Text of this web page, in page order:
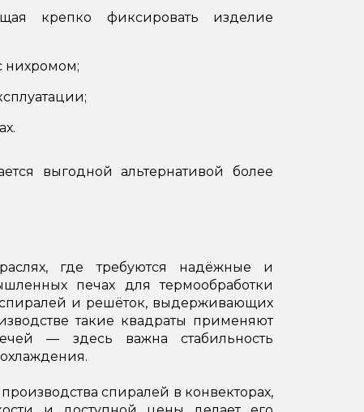
крепко фиксировать изделие
нихромом;
выгодной альтернативой более
где требуются надёжные и
печах для термообработки
и решёток, выдерживающих
такие квадраты применяют
— здесь важна стабильность
спиралей в конвекторах,